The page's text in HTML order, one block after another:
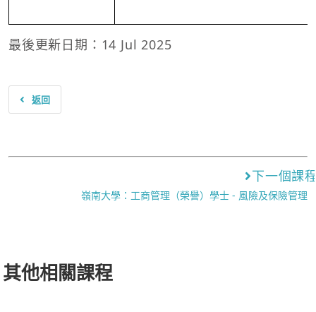
最後更新日期：14 Jul 2025
返回
下一個課
嶺南大學：工商管理（榮譽）學士 - 風險及保險管理
其他相關課程